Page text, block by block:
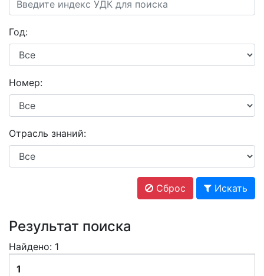
Год:
Номер:
Отрасль знаний:
Сброс Искать
Результат поиска
Найдено: 1
1